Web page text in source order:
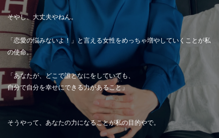
そやし、大丈夫やねん。
「恋愛の悩みないよ！」と言える女性をめっちゃ増やしていくことが私
の使命。
「あなたが、どこで誰となにをしていても、
自分で自分を幸せにできる力があること」
そうやって、あなたの力になることが私の目的やで。